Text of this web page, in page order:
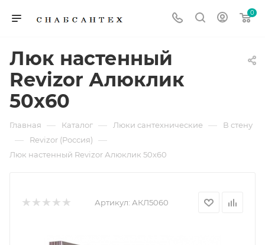
0
Люк настенный
Revizor Алюклик
50x60
Главная — Каталог — Люки сантехнические — В стену
— Revizor (Россия) —
Люк настенный Revizor Алюклик 50x60
Артикул: АКЛ5060